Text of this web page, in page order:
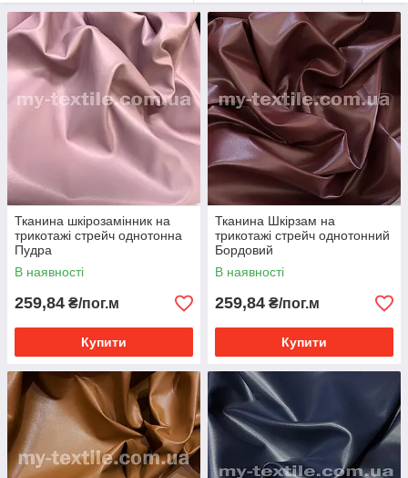
Тканина шкірозамінник на
трикотажі стрейч однотонна
Пудра
В наявності
259,84 ₴/пог.м
Купити
Тканина Шкірзам на
трикотажі стрейч однотонний
Бордовий
В наявності
259,84 ₴/пог.м
Купити